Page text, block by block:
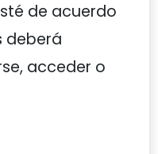
de acuerdo
deberá
acceder o